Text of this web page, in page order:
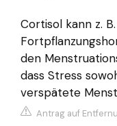
Cortisol kann z.
den
dass Stress
verspätete
Antrag auf